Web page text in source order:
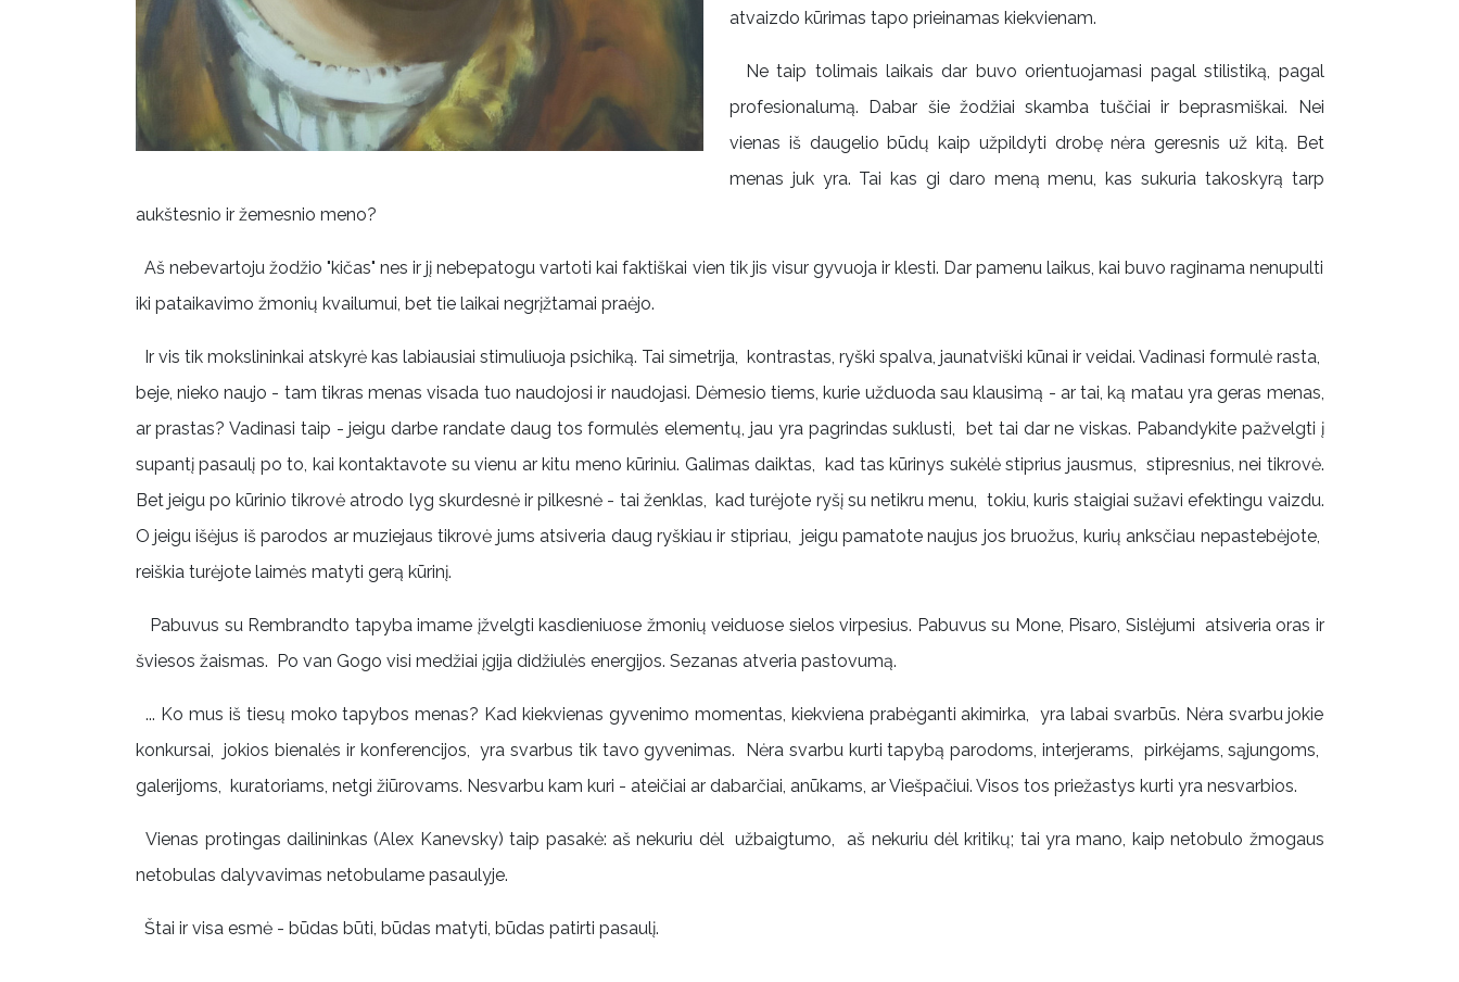
atvaizdo kūrimas tapo prieinamas kiekvienam.
Ne taip tolimais laikais dar buvo orientuojamasi pagal stilistiką, pagal
profesionalumą. Dabar šie žodžiai skamba tuščiai ir beprasmiškai. Nei
vienas iš daugelio būdų kaip užpildyti drobę nėra geresnis už kitą. Bet
menas juk yra. Tai kas gi daro meną menu, kas sukuria takoskyrą tarp
aukštesnio ir žemesnio meno?
Aš nebevartoju žodžio "kičas" nes ir jį nebepatogu vartoti kai faktiškai vien tik jis visur gyvuoja ir klesti. Dar pamenu laikus, kai buvo raginama nenupulti
iki pataikavimo žmonių kvailumui, bet tie laikai negrįžtamai praėjo.
Ir vis tik mokslininkai atskyrė kas labiausiai stimuliuoja psichiką. Tai simetrija, kontrastas, ryški spalva, jaunatviški kūnai ir veidai. Vadinasi formulė rasta,
beje, nieko naujo - tam tikras menas visada tuo naudojosi ir naudojasi. Dėmesio tiems, kurie užduoda sau klausimą - ar tai, ką matau yra geras menas,
ar prastas? Vadinasi taip - jeigu darbe randate daug tos formulės elementų, jau yra pagrindas suklusti, bet tai dar ne viskas. Pabandykite pažvelgti į
supantį pasaulį po to, kai kontaktavote su vienu ar kitu meno kūriniu. Galimas daiktas, kad tas kūrinys sukėlė stiprius jausmus, stipresnius, nei tikrovė.
Bet jeigu po kūrinio tikrovė atrodo lyg skurdesnė ir pilkesnė - tai ženklas, kad turėjote ryšį su netikru menu, tokiu, kuris staigiai sužavi efektingu vaizdu.
O jeigu išėjus iš parodos ar muziejaus tikrovė jums atsiveria daug ryškiau ir stipriau, jeigu pamatote naujus jos bruožus, kurių anksčiau nepastebėjote,
reiškia turėjote laimės matyti gerą kūrinį.
Pabuvus su Rembrandto tapyba imame įžvelgti kasdieniuose žmonių veiduose sielos virpesius. Pabuvus su Mone, Pisaro, Sislėjumi atsiveria oras ir
šviesos žaismas. Po van Gogo visi medžiai įgija didžiulės energijos. Sezanas atveria pastovumą.
... Ko mus iš tiesų moko tapybos menas? Kad kiekvienas gyvenimo momentas, kiekviena prabėganti akimirka, yra labai svarbūs. Nėra svarbu jokie
konkursai, jokios bienalės ir konferencijos, yra svarbus tik tavo gyvenimas. Nėra svarbu kurti tapybą parodoms, interjerams, pirkėjams, sąjungoms,
galerijoms, kuratoriams, netgi žiūrovams. Nesvarbu kam kuri - ateičiai ar dabarčiai, anūkams, ar Viešpačiui. Visos tos priežastys kurti yra nesvarbios.
Vienas protingas dailininkas (Alex Kanevsky) taip pasakė: aš nekuriu dėl užbaigtumo, aš nekuriu dėl kritikų; tai yra mano, kaip netobulo žmogaus
netobulas dalyvavimas netobulame pasaulyje.
Štai ir visa esmė - būdas būti, būdas matyti, būdas patirti pasaulį.